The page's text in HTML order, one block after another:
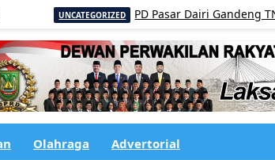
UNCATEGORIZED PD Pasar Dairi Gandeng TNI, Polri
Olahraga Advertorial